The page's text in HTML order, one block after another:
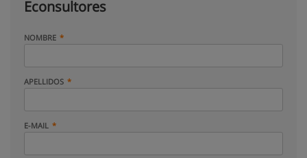
Econsultores
NOMBRE
APELLIDOS
E-MAIL